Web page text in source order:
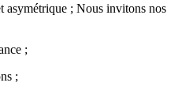
asymétrique ; Nous invitons nos
;
;